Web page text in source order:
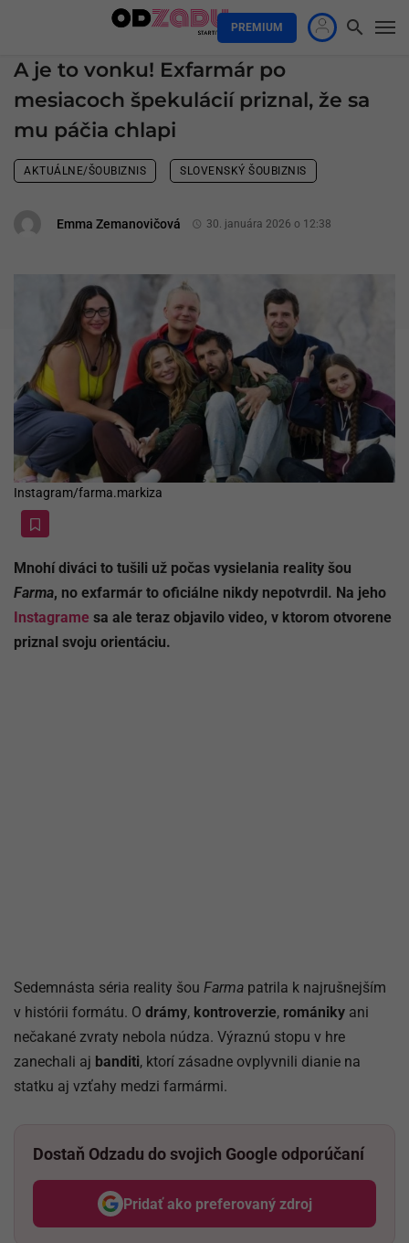
PREMIUM
A je to vonku! Exfarmár po
mesiacoch špekulácií priznal, že sa
mu páčia chlapi
AKTUÁLNE/ŠOUBIZNIS SLOVENSKÝ ŠOUBIZNIS
Emma Zemanovičová 30. januára 2026 o 12:38
Instagram/farma.markiza
Mnohí diváci to tušili už počas vysielania reality šou
Farma, no exfarmár to oficiálne nikdy nepotvrdil. Na jeho
Instagrame sa ale teraz objavilo video, v ktorom otvorene
priznal svoju orientáciu.
Sedemnásta séria reality šou Farma patrila k najrušnejším
v histórii formátu. O drámy, kontroverzie, romániky ani
nečakané zvraty nebola núdza. Výraznú stopu v hre
zanechali aj banditi, ktorí zásadne ovplyvnili dianie na
statku aj vzťahy medzi farmármi.
Dostaň Odzadu do svojich Google odporúčaní
Pridať ako preferovaný zdroj
Odzadu, odkaz sa otvorí v